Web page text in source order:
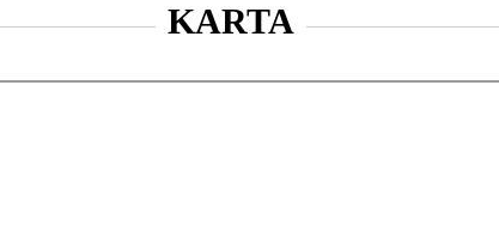
KARTA